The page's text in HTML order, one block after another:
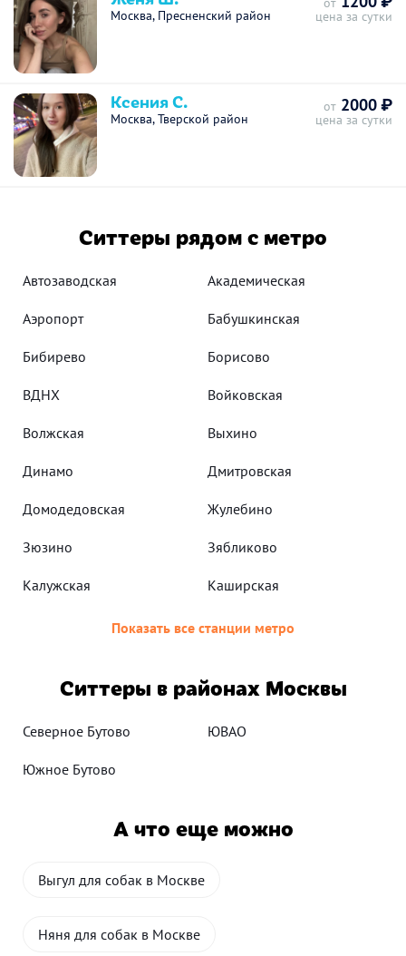
Москва, Пресненский район цена за сутки
Ксения С.
Москва, Тверской район
от 2000 ₽
цена за сутки
Ситтеры рядом с метро
Автозаводская Академическая
Аэропорт Бабушкинская
Бибирево Борисово
ВДНХ Войковская
Волжская Выхино
Динамо Дмитровская
Домодедовская Жулебино
Зюзино Зябликово
Калужская Каширская
Показать все станции метро
Ситтеры в районах Москвы
Северное Бутово ЮВАО
Южное Бутово
А что еще можно
Выгул для собак в Москве
Няня для собак в Москве